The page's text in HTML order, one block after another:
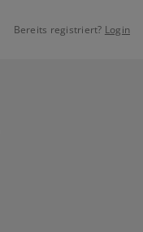
Bereits registriert? Login